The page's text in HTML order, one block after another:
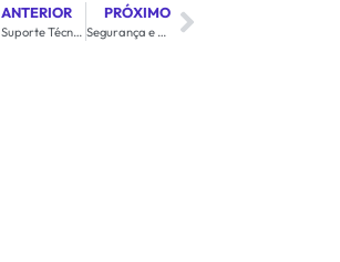
ANTERIOR
Suporte Técnico Especializado: Atendimento N1, N2 e N3 na Century
PRÓXIMO
Segurança e Monitoramento: Os Pilares do Outsourcing da Century